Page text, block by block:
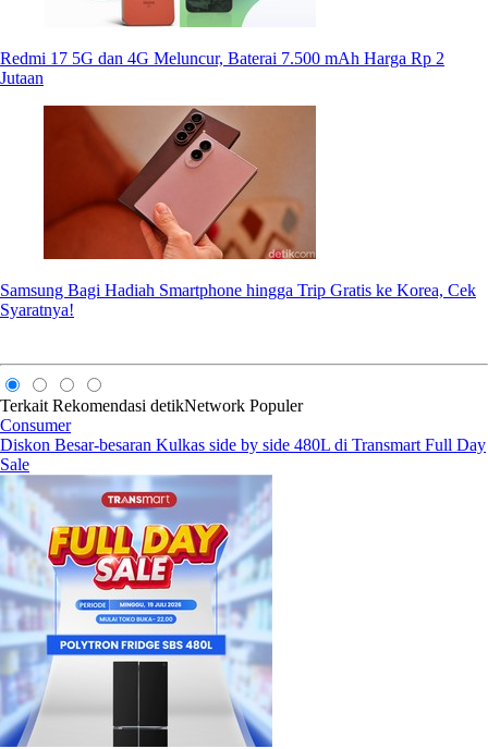
Redmi 17 5G dan 4G Meluncur, Baterai 7.500 mAh Harga Rp 2
Jutaan
Samsung Bagi Hadiah Smartphone hingga Trip Gratis ke Korea, Cek
Syaratnya!
Terkait Rekomendasi detikNetwork Populer
Consumer
Diskon Besar-besaran Kulkas side by side 480L di Transmart Full Day
Sale